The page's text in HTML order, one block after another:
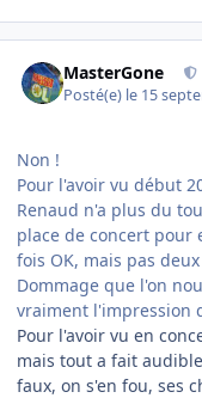
MasterGone
Posté(e) le 15
Non !
Pour l'avoir vu début
Renaud n'a plus du
place de concert
fois OK, mais pas deux
Dommage que l'on
vraiment l'impression
Pour l'avoir vu en
mais tout a fait
faux, on s'en fou, ses